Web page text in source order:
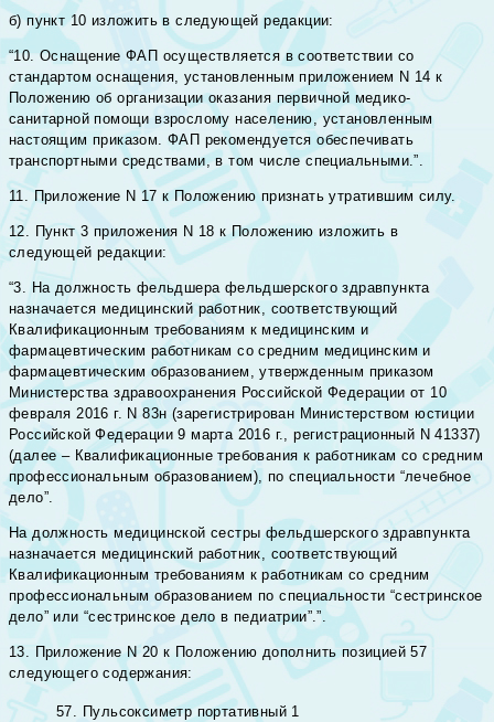
б) пункт 10 изложить в следующей редакции:
“10. Оснащение ФАП осуществляется в соответствии со
стандартом оснащения, установленным приложением N 14 к
Положению об организации оказания первичной медико-
санитарной помощи взрослому населению, установленным
настоящим приказом. ФАП рекомендуется обеспечивать
транспортными средствами, в том числе специальными.”.
11. Приложение N 17 к Положению признать утратившим силу.
12. Пункт 3 приложения N 18 к Положению изложить в
следующей редакции:
“3. На должность фельдшера фельдшерского здравпункта
назначается медицинский работник, соответствующий
Квалификационным требованиям к медицинским и
фармацевтическим работникам со средним медицинским и
фармацевтическим образованием, утвержденным приказом
Министерства здравоохранения Российской Федерации от 10
февраля 2016 г. N 83н (зарегистрирован Министерством юстиции
Российской Федерации 9 марта 2016 г., регистрационный N 41337)
(далее – Квалификационные требования к работникам со средним
профессиональным образованием), по специальности “лечебное
дело”.
На должность медицинской сестры фельдшерского здравпункта
назначается медицинский работник, соответствующий
Квалификационным требованиям к работникам со средним
профессиональным образованием по специальности “сестринское
дело” или “сестринское дело в педиатрии”.”.
13. Приложение N 20 к Положению дополнить позицией 57
следующего содержания:
57. Пульсоксиметр портативный 1